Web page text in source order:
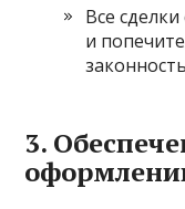
Все
и
3.